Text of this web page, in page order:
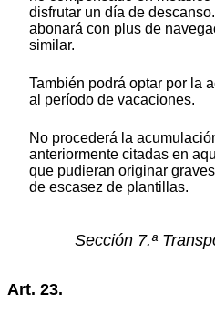
disfrutar un día de
abonará con plus de
similar.
También podrá optar por la
al período de vacaciones.
No procederá la
anteriormente citadas en
que pudieran originar
de escasez de plantillas.
Sección 7.ª
Art. 23.